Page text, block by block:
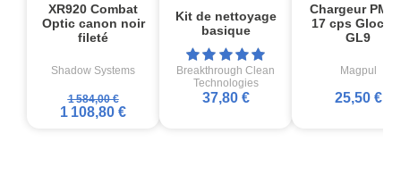
XR920 Combat
Optic canon noir
fileté
Shadow Systems
1 584,00 €
1 108,80 €
Kit de nettoyage
basique
Breakthrough Clean
Technologies
37,80 €
Chargeur
17 cps
GL9
Magpul
25,50 €